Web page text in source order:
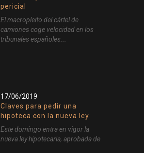
pericial
El macropleito del cártel de
camiones coge velocidad en los
tribunales españoles...
17/06/2019
Claves para pedir una
hipoteca con la nueva ley
Este domingo entra en vigor la
nueva ley hipotecaria, aprobada de